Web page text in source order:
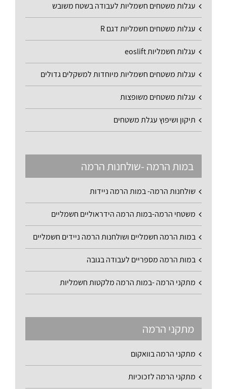
עגלות משטחים חשמליות לעבודה בשטח משובש
עגלות משטחים חשמליות דגם R
עגלות חשמליות eoslift
עגלות משטחים חשמליות מיוחדות למשקלים גדולים
עגלות משטחים משופצות
תיקון ושיפוץ עגלת משטחים
במות הרמה -שולחנות הרמה
שולחנות הרמה- במות הרמה ניידות
משטחי הרמה-במות הרמה הידראוליים חשמליים
במות הרמה חשמליים ושולחנות הרמה ניידים חשמליים
במות הרמה מספריים לעבודה בגובה
מתקני הרמה -במות הרמה מלקטות חשמליות
מתקני הרמה
מתקני הרמה בוואקום
מתקני הרמה לזכוכיות